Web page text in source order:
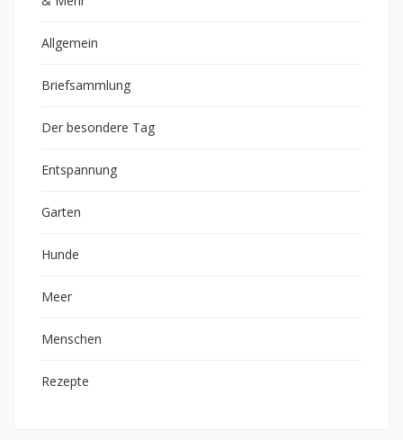
Allgemein
Briefsammlung
Der besondere Tag
Entspannung
Garten
Hunde
Meer
Menschen
Rezepte